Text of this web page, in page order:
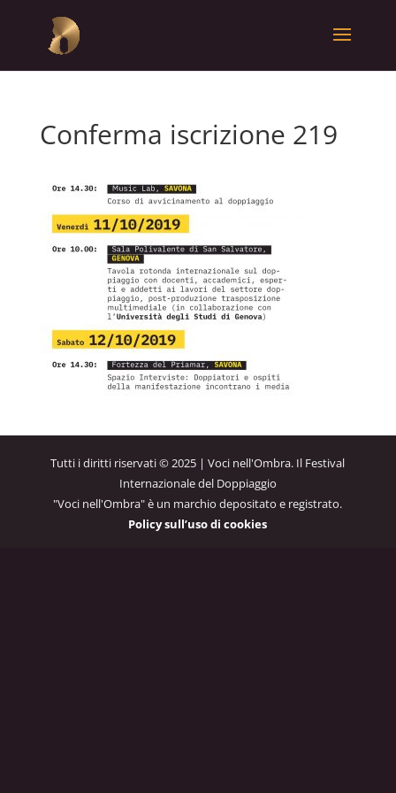
Conferma iscrizione 219
Tutti i diritti riservati © 2025 | Voci nell'Ombra. Il Festival
Internazionale del Doppiaggio
"Voci nell'Ombra" è un marchio depositato e registrato.
Policy sull’uso di cookies